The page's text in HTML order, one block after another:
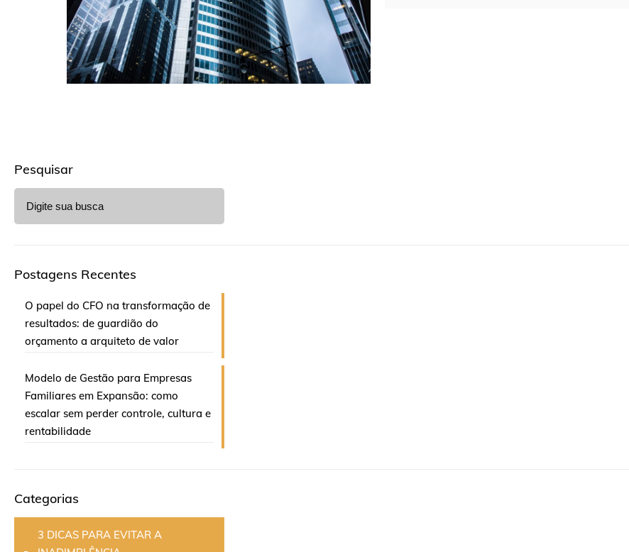
Pesquisar
Postagens Recentes
O papel do CFO na transformação de
resultados: de guardião do
orçamento a arquiteto de valor
Modelo de Gestão para Empresas
Familiares em Expansão: como
escalar sem perder controle, cultura e
rentabilidade
Categorias
3 DICAS PARA EVITAR A